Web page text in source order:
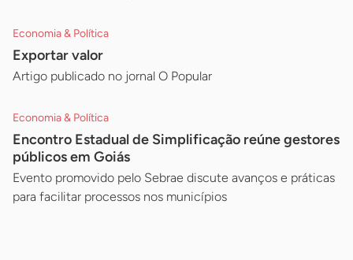
Economia & Política
Exportar valor
Artigo publicado no jornal O Popular
Economia & Política
Encontro Estadual de Simplificação reúne gestores
públicos em Goiás
Evento promovido pelo Sebrae discute avanços e práticas
para facilitar processos nos municípios